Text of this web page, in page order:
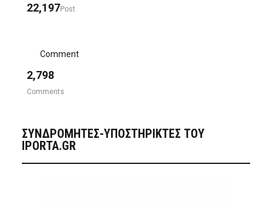
22,197Post
Comment
2,798
Comments
ΣΥΝΔΡΟΜΗΤΈΣ-ΥΠΟΣΤΗΡΙΚΤΈΣ ΤΟΥ
IPORTA.GR